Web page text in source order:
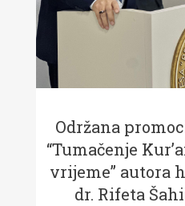
Održana
“Tumačenje
vrijeme” autora
dr. Rifeta